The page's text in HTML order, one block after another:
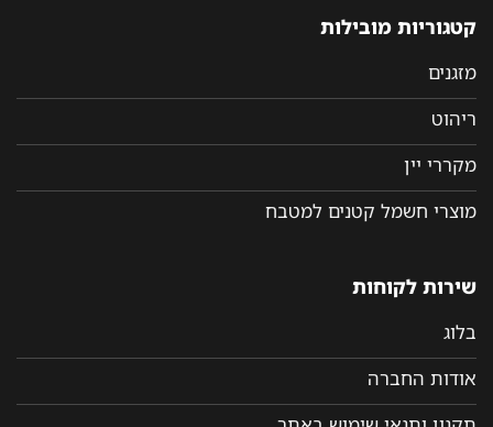
קטגוריות מובילות
מזגנים
ריהוט
מקררי יין
מוצרי חשמל קטנים למטבח
שירות לקוחות
בלוג
אודות החברה